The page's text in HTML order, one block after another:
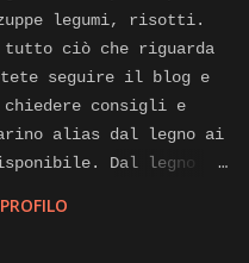
legumi, risotti.
ciò che riguarda
seguire il blog e
chiedere consigli e
alias dal legno ai
Dal legno ai